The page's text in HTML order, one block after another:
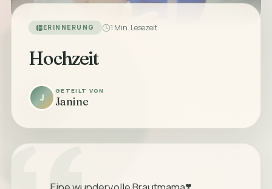
ERINNERUNG 1 Min. Lesezeit
Hochzeit
J
GETEILT VON
Janine